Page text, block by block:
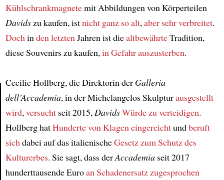
Article
Kühlschrankmagnetemit Abbildungen von Körperteilen
Davidszu kaufen, istnicht ganz so alt, aber sehr verbreitet.
Doch in den letzten Jahren ist diealtbewährteTradition,
diese Souvenirs zu kaufen, in Gefahr auszusterben.
Cecilie Hollberg, die Direktorin der Galleria
dell’Accademia, in der Michelangelos Skulpturausgestellt
wird, versuchtseit 2015, DavidsWürde zu verteidigen.
Hollberg hatHunderte von Klagen eingereichtundberuft
sich dabei auf das italienischeGesetz zum Schutz des
Kulturerbes. Sie sagt, dass derAccademiaseit 2017
hunderttausende Euroan Schadenersatz zugesprochen